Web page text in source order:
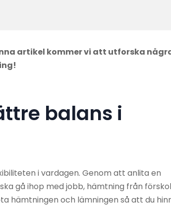
artikel kommer vi att utforska
balans i
i vardagen. Genom att anlita en
gå ihop med jobb, hämtning från
hämtningen och lämningen så att du